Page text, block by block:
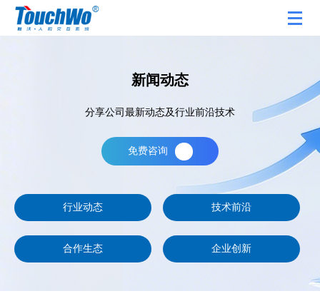
新闻动态
分享公司最新动态及行业前沿技术
免费咨询
行业动态 技术前沿
合作生态 企业创新